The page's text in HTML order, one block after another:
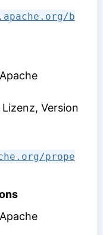
b
Version
prope